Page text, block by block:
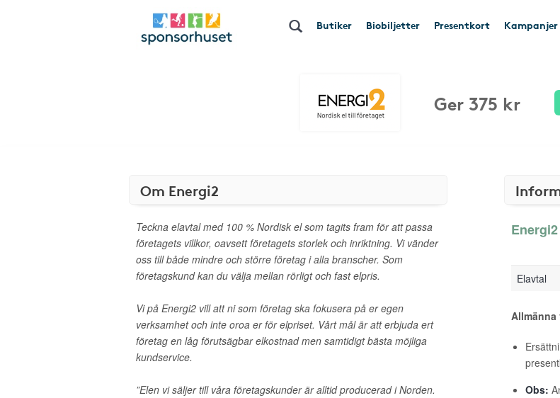
Butiker Biobiljetter Presentkort Kampanjer
Ger 375 kr
Om Energi2
Teckna elavtal med 100 % Nordisk el som tagits fram för att passa
företagets villkor, oavsett företagets storlek och inriktning. Vi vänder
oss till både mindre och större företag i alla branscher. Som
företagskund kan du välja mellan rörligt och fast elpris.
Vi på Energi2 vill att ni som företag ska fokusera på er egen
verksamhet och inte oroa er för elpriset. Vårt mål är att erbjuda ert
företag en låg förutsägbar elkostnad men samtidigt bästa möjliga
kundservice.
”Elen vi säljer till våra företagskunder är alltid producerad i Norden.
Elavtal
Obs: